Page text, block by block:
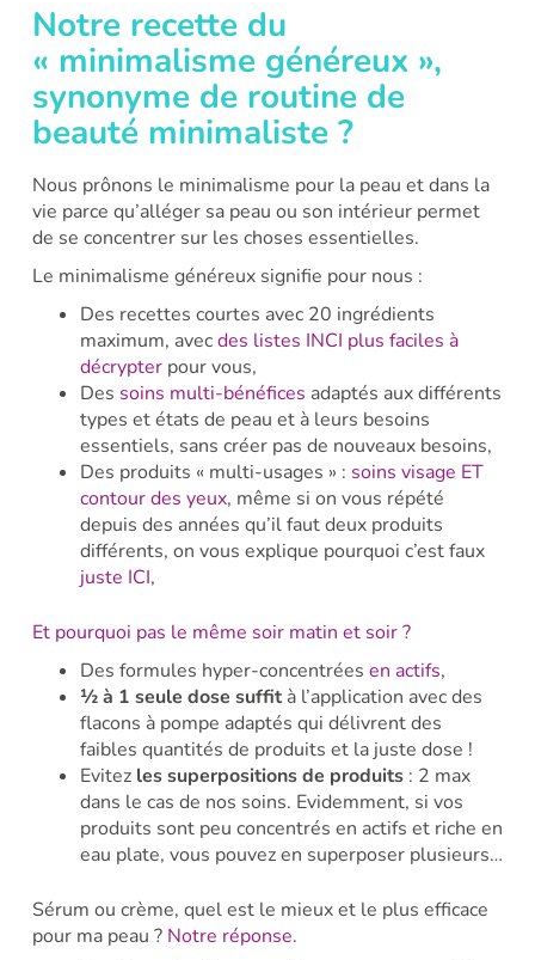
Notre recette du
« minimalisme généreux »,
synonyme de routine de
beauté minimaliste ?
Nous prônons le minimalisme pour la peau et dans la
vie parce qu’alléger sa peau ou son intérieur permet
de se concentrer sur les choses essentielles.
Le minimalisme généreux signifie pour nous :
Des recettes courtes avec 20 ingrédients
maximum, avecdes listes INCI plus faciles à
décrypterpour vous,
Des soins multi-bénéfices adaptés aux différents
types et états de peau et à leurs besoins
essentiels, sans créer pas de nouveaux besoins,
Des produits « multi-usages » : soins visage ET
contour des yeux, même si on vous répété
depuis des années qu’il faut deux produits
différents, on vous explique pourquoi c’est faux
juste ICI,
Et pourquoi pas le même soir matin et soir ?
Des formules hyper-concentrées en actifs,
½ à 1 seule dose suffità l’application avec des
flacons à pompe adaptés qui délivrent des
faibles quantités de produits et la juste dose !
Evitez les superpositions de produits : 2 max
dans le cas de nos soins. Evidemment, si vos
produits sont peu concentrés en actifs et riche en
eau plate, vous pouvez en superposer plusieurs…
Sérum ou crème, quel est le mieux et le plus efficace
pour ma peau ? Notre réponse.